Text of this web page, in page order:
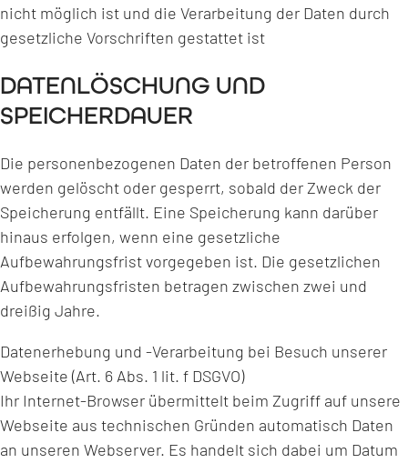
nicht möglich ist und die Verarbeitung der Daten durch
gesetzliche Vorschriften gestattet ist
DATENLÖSCHUNG UND
SPEICHERDAUER
Die personenbezogenen Daten der betroffenen Person
werden gelöscht oder gesperrt, sobald der Zweck der
Speicherung entfällt. Eine Speicherung kann darüber
hinaus erfolgen, wenn eine gesetzliche
Aufbewahrungsfrist vorgegeben ist. Die gesetzlichen
Aufbewahrungsfristen betragen zwischen zwei und
dreißig Jahre.
Datenerhebung und -Verarbeitung bei Besuch unserer
Webseite (Art. 6 Abs. 1 lit. f DSGVO)
Ihr Internet-Browser übermittelt beim Zugriff auf unsere
Webseite aus technischen Gründen automatisch Daten
an unseren Webserver. Es handelt sich dabei um Datum